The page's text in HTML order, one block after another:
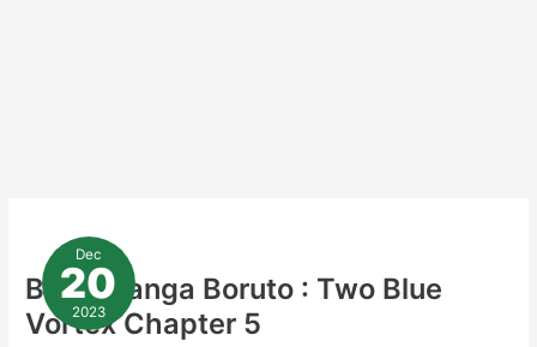
Dec
20
2023
Baca Manga Boruto : Two Blue
Vortex Chapter 5
Manga
Boruto
Two
Blue
Vortex
Chapter